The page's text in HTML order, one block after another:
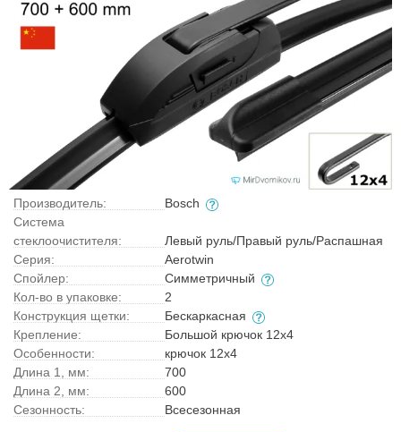
Производитель:
Bosch
Система
стеклоочистителя:
Левый руль/Правый руль/Распашная
Серия:
Aerotwin
Спойлер:
Симметричный
Кол-во в упаковке:
2
Конструкция щетки:
Бескаркасная
Крепление:
Большой крючок 12x4
Особенности:
крючок 12х4
Длина 1, мм:
700
Длина 2, мм:
600
Сезонность:
Всесезонная